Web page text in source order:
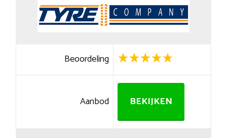
Beoordeling
Aanbod BEKIJKEN